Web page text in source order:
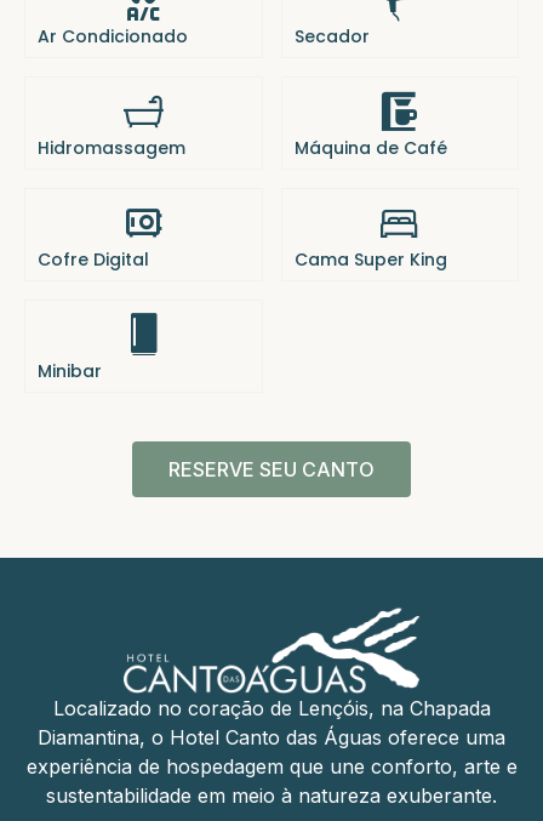
Ar Condicionado Secador
Hidromassagem Máquina de Café
Cofre Digital Cama Super King
Minibar
RESERVE SEU CANTO
Localizado no coração de Lençóis, na Chapada
Diamantina, o Hotel Canto das Águas oferece uma
experiência de hospedagem que une conforto, arte e
sustentabilidade em meio à natureza exuberante.